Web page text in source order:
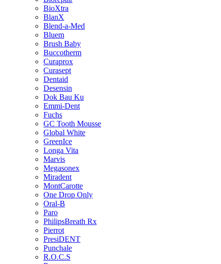
BioXtra
BlanX
Blend-a-Med
Bluem
Brush Baby
Buccotherm
Curaprox
Curasept
Dentaid
Desensin
Dok Bau Ku
Emmi-Dent
Fuchs
GC Tooth Mousse
Global White
GreenIce
Longa Vita
Marvis
Megasonex
Miradent
MontCarotte
One Drop Only
Oral-B
Paro
PhilipsBreath Rx
Pierrot
PresiDENT
Punchale
R.O.C.S